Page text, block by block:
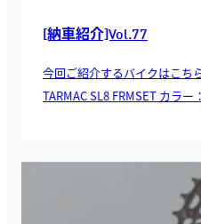
[納車紹介]Vol.77
今回ご紹介するバイクはこち
TARMAC SL8 FRMSET カラー